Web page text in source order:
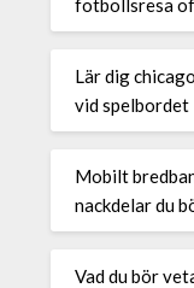
fotbollsresa
Lär dig
vid spelbordet
Mobilt
nackdelar du
Vad du bör